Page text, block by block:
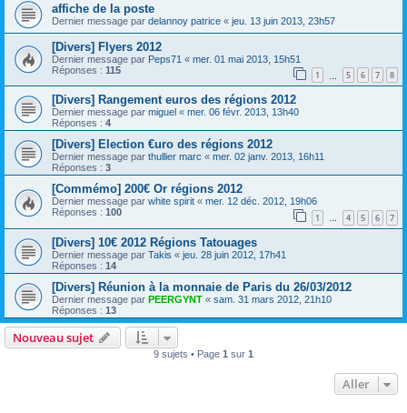
affiche de la poste
Dernier message par delannoy patrice « jeu. 13 juin 2013, 23h57
[Divers] Flyers 2012
Dernier message par Peps71 « mer. 01 mai 2013, 15h51
Réponses : 115 1 5 6 7 8
[Divers] Rangement euros des régions 2012
Dernier message par miguel « mer. 06 févr. 2013, 13h40
Réponses : 4
[Divers] Election €uro des régions 2012
Dernier message par thullier marc « mer. 02 janv. 2013, 16h11
Réponses : 3
[Commémo] 200€ Or régions 2012
Dernier message par white spirit « mer. 12 déc. 2012, 19h06
Réponses : 100 1 … 4 5 6 7
[Divers] 10€ 2012 Régions Tatouages
Dernier message par Takis « jeu. 28 juin 2012, 17h41
Réponses : 14
[Divers] Réunion à la monnaie de Paris du 26/03/2012
Dernier message par PEERGYNT « sam. 31 mars 2012, 21h10
Réponses : 13
Nouveau sujet
9 sujets • Page 1 sur 1
Aller